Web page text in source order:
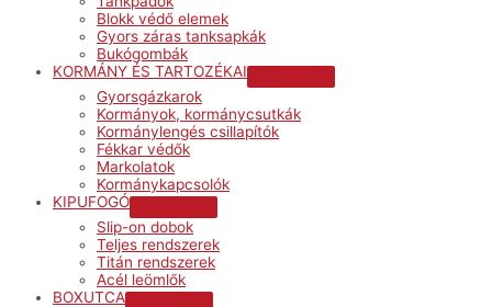
Blokk védő elemek
Gyors záras tanksapkák
Bukógombák
KORMÁNY ÉS TARTOZÉKAI
Gyorsgázkarok
Kormányok, kormánycsutkák
Kormánylengés csillapítók
Fékkar védők
Markolatok
Kormánykapcsolók
KIPUFOGÓ
Toggle
Slip-on dobok
Teljes rendszerek
Titán rendszerek
Acél leömlők
BOXUTCA